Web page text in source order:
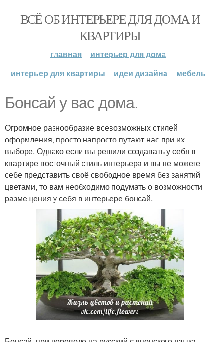
ВСЁ ОБ ИНТЕРЬЕРЕ ДЛЯ ДОМА И
КВАРТИРЫ
главная
интерьер для дома
интерьер для квартиры
идеи дизайна мебель
Бонсай у вас дома.
Огромное разнообразие всевозможных стилей
оформления, просто напросто путают нас при их
выборе. Однако если вы решили создавать у себя в
квартире восточный стиль интерьера и вы не можете
себе представить своё свободное время без занятий
цветами, то вам необходимо подумать о возможности
размещения у себя в интерьере бонсай.